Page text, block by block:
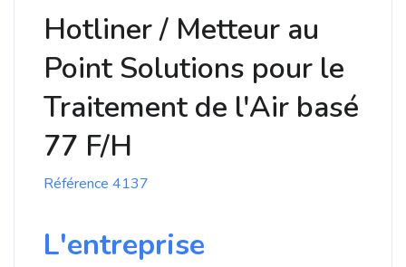
Hotliner / Metteur au
Point Solutions pour le
Traitement de l'Air basé
77 F/H
Référence 4137
L'entreprise